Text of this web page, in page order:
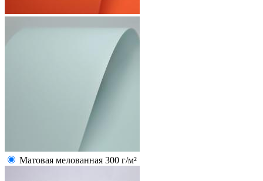
Матовая мелованная 300 г/м²